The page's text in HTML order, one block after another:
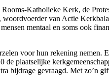
Katholieke Kerk, de
van Actie
mentaal en soms ook
voor hun rekening
plaatselijke
bijdrage gevraagd. Met zo’n